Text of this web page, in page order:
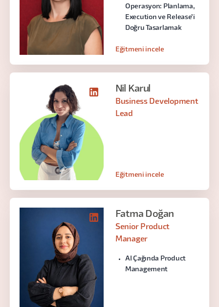
Operasyon: Planlama,
Execution ve Release’i
Doğru Tasarlamak
Eğitmeni incele
Nil Karul
Business Development
Lead
Eğitmeni incele
Fatma Doğan
Senior Product
Manager
AI Çağında Product
Management